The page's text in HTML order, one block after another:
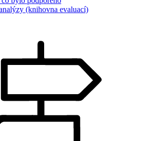
(knihovna evaluací)